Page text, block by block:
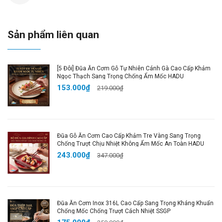
bếp từ, bếp hồng ngoại, bếp gốm điện, tiện lợi cho mọi
gia đình.
🌟 THÔNG SỐ CHI TIẾT:
📏 Loại 18cm: 18 x 37 x 9,5cm | ⚖ Trọng lượng: 860g |
Dung tích: 1,97L
📏 Loại 20cm: 20 x 39,5 x 9,5cm | ⚖ Trọng lượng:
không gỉ
🎨 Màu sắc: Trắng sang trọng
📦 Đóng gói: 1 x Nồi Gốm Titan + Bao bì bảo vệ
✔️ An Toàn Tuyệt Đối: Đạt tiêu chuẩn LFGB Đức,
không chứa hóa chất độc hại.
Sản phẩm liên quan
[5 Đôi] Đũa Ăn Cơm Gỗ Tự Nhiên Cánh Gà Cao Cấp Khảm
Ngọc Thạch Sang Trọng Chống Ẩm Mốc HADU
153.000₫ 219.000₫
Đũa Gỗ Ăn Cơm Cao Cấp Khảm Tre Vàng Sang Trọng
Chống Trượt Chịu Nhiệt Không Ẩm Mốc An Toàn HADU
243.000₫ 347.000₫
Đũa Ăn Cơm Inox 316L Cao Cấp Sang Trọng Kháng Khuẩn
Chống Mốc Chống Trượt Cách Nhiệt SSGP